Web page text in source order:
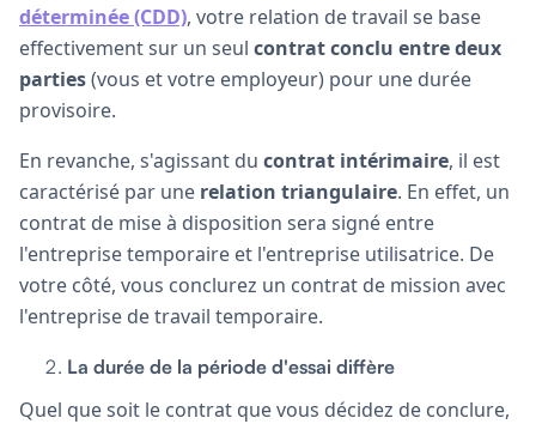
déterminée (CDD), votre relation de travail se base
effectivement sur un seul contrat conclu entre deux
parties(vous et votre employeur) pour une durée
provisoire.
En revanche, s'agissant du contrat intérimaire, il est
caractérisé par une relation triangulaire. En effet, un
contrat de mise à disposition sera signé entre
l'entreprise temporaire et l'entreprise utilisatrice. De
votre côté, vous conclurez un contrat de mission avec
l'entreprise de travail temporaire.
La durée de la période d'essai diffère
Quel que soit le contrat que vous décidez de conclure,